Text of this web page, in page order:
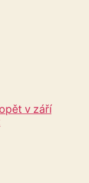
v září